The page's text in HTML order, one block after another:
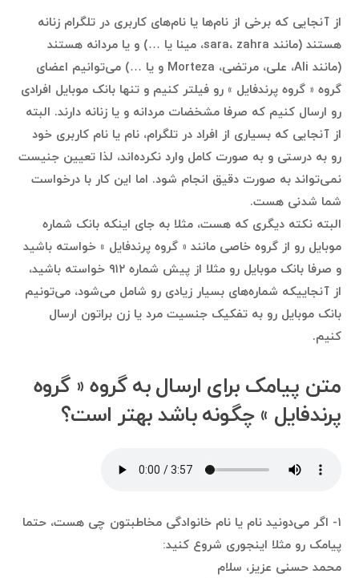
از آنجایی که برخی از نام‌ها یا نام‌های کاربری در تلگرام زنانه
هستند (مانند sara، zahra، مینا یا …) و یا مردانه هستند
(مانند Ali، علی، مرتضی، Morteza و یا …) می‌توانیم اعضای
گروه ‌« گروه پرندفایل » رو فیلتر کنیم و تنها بانک موبایل افرادی
رو ارسال کنیم که صرفا مشخضات مردانه و یا زنانه دارند. البته
از آنجایی که بسیاری از افراد در تلگرام، نام یا نام کاربری خود
رو به درستی و به صورت کامل وارد نکرده‌اند، لذا تعیین جنیست
نمی‌تواند به صورت دقیق انجام شود. اما این کار با درخواست
شما شدنی هست.
البته نکته دیگری که هست، مثلا به جای اینکه بانک شماره
موبایل رو از گروه خاصی مانند ‌« گروه پرندفایل » خواسته باشید
و صرفا بانک موبایل رو مثلا از پیش شماره ۹۱۲ خواسته باشید،
از آنجاییکه شماره‌های بسیار زیادی رو شامل می‌شود، می‌تونیم
بانک موبایل‌ رو به تفکیک جنسیت مرد یا زن براتون ارسال
کنیم.
متن پیامک برای ارسال به گروه ‌« گروه
پرندفایل » چگونه باشد بهتر است؟
۱- اگر می‌دونید نام یا نام خانوادگی مخاطبتون چی هست، حتما
پیامک رو مثلا اینجوری شروع کنید:
محمد حسنی عزیز، سلام